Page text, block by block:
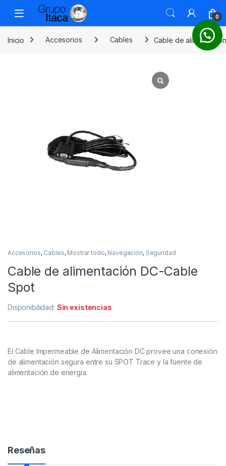
0
Inicio Accesorios Cables Cable de
Accesorios, Cables, Mostrar todo, Navegación, Seguridad
Cable de alimentación DC-Cable
Spot
Disponibilidad: Sin existencias
El Cable Impermeable de Alimentación DC provee una conexión
de alimentación segura entre su SPOT Trace y la fuente de
alimentación de energía.
Reseñas